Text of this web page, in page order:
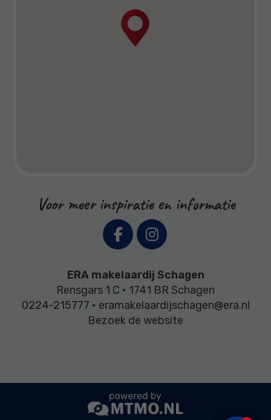
Voor meer inspiratie en informatie
ERA makelaardij Schagen
Rensgars 1 C • 1741 BR Schagen
0224-215777 • eramakelaardijschagen@era.nl
Bezoek de website